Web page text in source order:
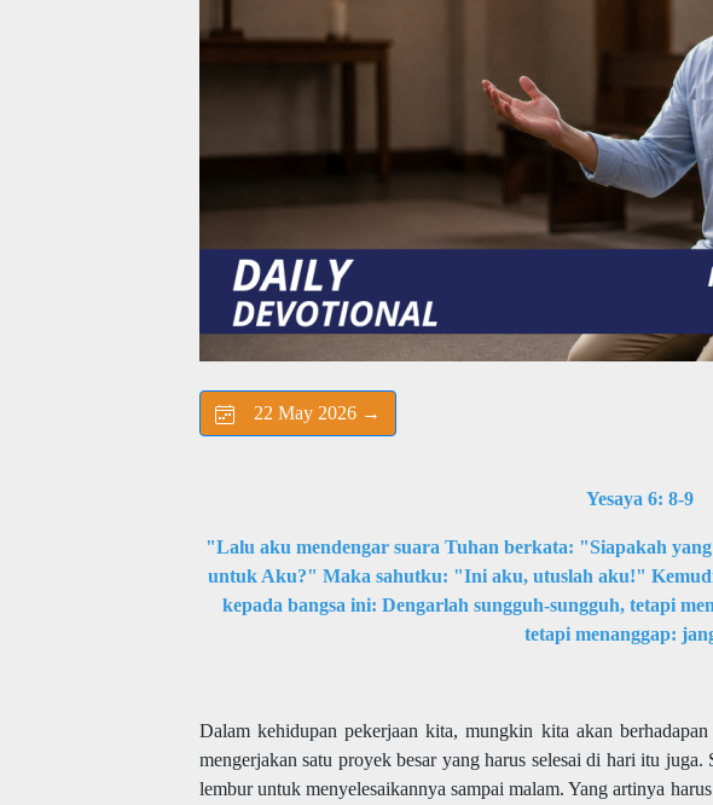
22 May 2026 →
Yesaya 6: 8-9
"Lalu aku mendengar suara Tuhan berkata: "Siapakah
untuk Aku?" Maka sahutku: "Ini aku, utuslah aku!"
kepada bangsa ini: Dengarlah sungguh-sungguh, tetapi
tetapi menanggap:
Dalam kehidupan pekerjaan kita, mungkin kita akan
mengerjakan satu proyek besar yang harus selesai di hari itu
lembur untuk menyelesaikannya sampai malam. Yang artinya